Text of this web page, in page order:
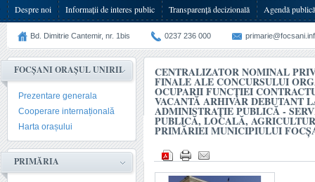
Despre noi Informații de interes public Transparenţă decizională Agendă publică
Bd. Dimitrie Cantemir, nr. 1bis 0237 236 000
FOCȘANI ORAȘUL UNIRII
Prezentare generala
Cooperare internațională
Harta orașului
PRIMĂRIA
CENTRALIZATOR NOMINAL
FINALE ALE CONCURSULUI
OCUPARII FUNCŢIEI
VACANTĂ ARHIVAR DEBUTANT
ADMINISTRAȚIE PUBLICĂ -
PUBLICĂ, LOCALĂ,
PRIMĂRIEI MUNICIPIULUI